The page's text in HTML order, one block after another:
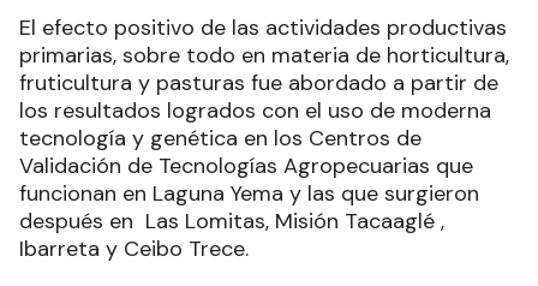
El efecto positivo de las actividades productivas
primarias, sobre todo en materia de horticultura,
fruticultura y pasturas fue abordado a partir de
los resultados logrados con el uso de moderna
tecnología y genética en los Centros de
Validación de Tecnologías Agropecuarias que
funcionan en Laguna Yema y las que surgieron
después en Las Lomitas, Misión Tacaaglé ,
Ibarreta y Ceibo Trece.